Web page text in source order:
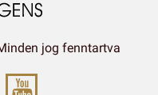
jog fenntartva